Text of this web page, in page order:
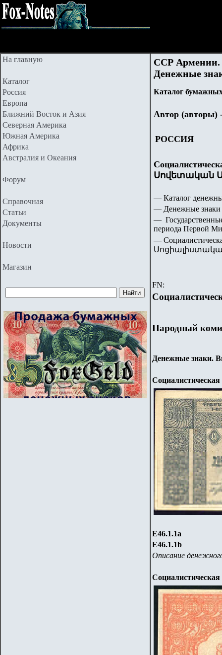
На главную
Каталог
Россия
Европа
Ближний Восток и Азия
Северная Америка
Южная Америка
Африка
Австралия и Океания
Форум
Справочная
Статьи
Документы
Новости
Магазин
ССР Армении.
Денежные
Каталог
Автор (авторы)
РОССИЯ
Սովետական
— Каталог
— Денежные знаки
—
периода Первой
—
FN:
Народный
Денежные знаки.
Е46.1.1a
Е46.1.1b
Описание